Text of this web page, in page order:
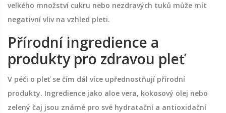
velkého množství cukru nebo nezdravých tuků může mít
negativní vliv na vzhled pleti.
Přírodní ingredience a
produkty pro zdravou pleť
V péči o pleť se čím dál více upřednostňují přírodní
produkty. Ingredience jako aloe vera, kokosový olej nebo
zelený čaj jsou známé pro své hydratační a antioxidační